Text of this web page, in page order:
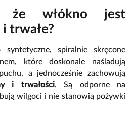
że włókno jest
trwałe?
spiralnie skręcone
które doskonale naśladują
a jednocześnie zachowują
i trwałości. Są odporne na
wilgoci i nie stanowią pożywki